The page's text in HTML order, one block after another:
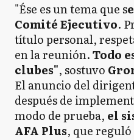
"Ése es un tema que s
Comité Ejecutivo.
título personal,
en la reunión.Todo
clubes", sostuvo
El anuncio del
después de
modo de prueba, el
AFA Plus, que reguló